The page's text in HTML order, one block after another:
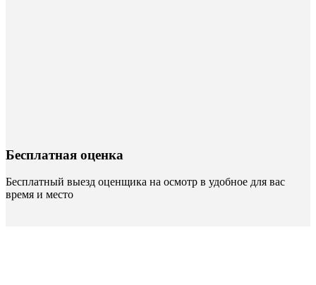
Бесплатная оценка
Бесплатный выезд оценщика на осмотр в удобное для вас
время и место